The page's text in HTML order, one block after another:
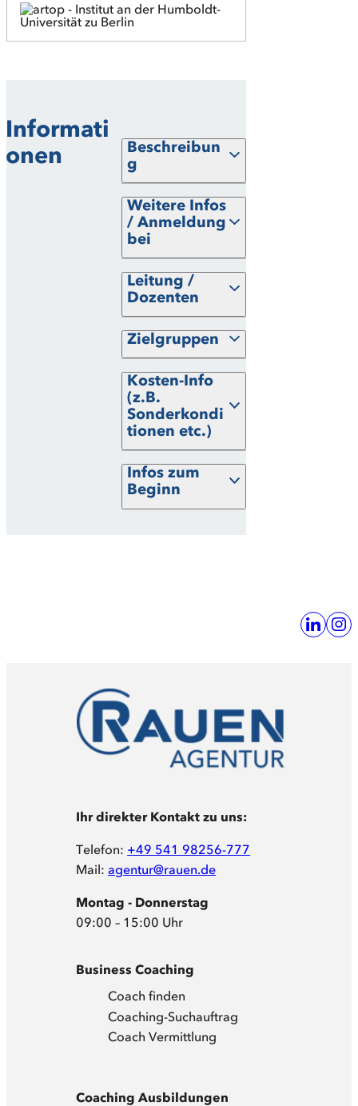
Informati
onen
Beschreibun
g
Weitere Infos
/ Anmeldung
bei
Leitung /
Dozenten
Zielgruppen
Kosten-Info
(z.B.
Sonderkondi
tionen etc.)
Infos zum
Beginn
Ihr direkter Kontakt zu uns:
Telefon: +49 541 98256-777
Mail:agentur@rauen.de
Montag - Donnerstag
09:00 – 15:00 Uhr
Business Coaching
Coach finden
Coaching-Suchauftrag
Coach Vermittlung
Coaching Ausbildungen